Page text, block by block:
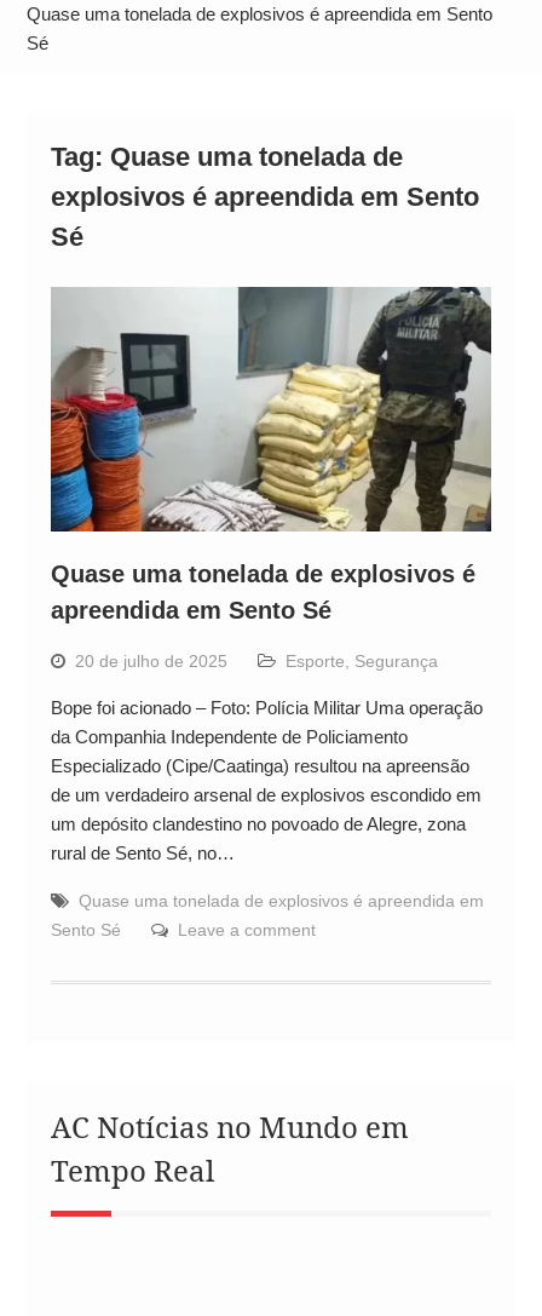
Alto
Quase uma tonelada de explosivos é apreendida em Sento
Sé
Tag: Quase uma tonelada de
explosivos é apreendida em Sento
Sé
Quase uma tonelada de explosivos é
apreendida em Sento Sé
20 de julho de 2025 Esporte Segurança
Bope foi acionado – Foto: Polícia Militar Uma operação
da Companhia Independente de Policiamento
Especializado (Cipe/Caatinga) resultou na apreensão
de um verdadeiro arsenal de explosivos escondido em
um depósito clandestino no povoado de Alegre, zona
rural de Sento Sé, no…
Quase uma tonelada de explosivos é apreendida em
Sento Sé
Leave a comment
AC Notícias no Mundo em
Tempo Real